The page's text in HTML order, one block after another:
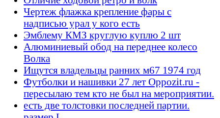
Чертеж флажка крепление фары с
надписью урал у кого есть
Эмблему КМЗ круглую куплю 2 шт
Алюминиевый обод на переднее колесо
Волка
Ищутся владельцы ранних м67 1974 год
Футболки и нашивки 27 лет Oppozit.ru -
пересылаю тем кто не был на мероприятии.
есть две толстовки последней партии.